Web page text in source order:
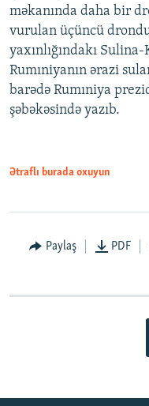
məkanında daha bir
vurulan üçüncü
yaxınlığındakı
Rumıniyanın ərazi
barədə Rumıniya
şəbəkəsində yazıb.
Ətraflı burada oxuyun
Paylaş PDF